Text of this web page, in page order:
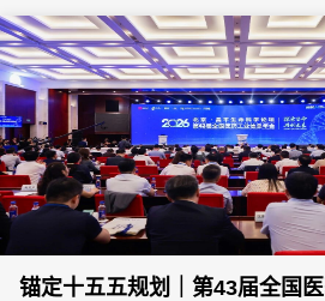
锚定十五五规划｜第43届全国